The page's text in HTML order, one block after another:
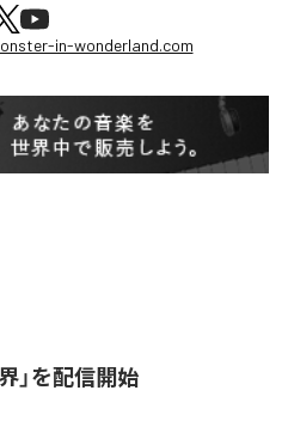
in-wonderland.com
」を配信開始